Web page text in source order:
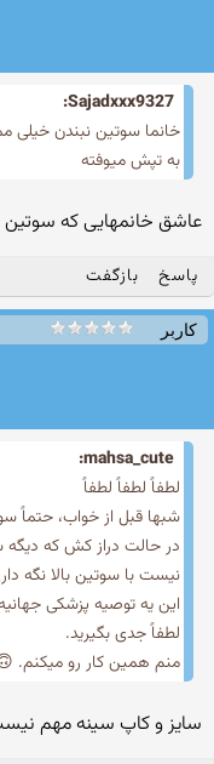
Sajadxxx9327:
خانما سوتین نبندن خیلی
به تپش میوفته
عاشق خانمهایی که
پاسخ بازگفت
کاربر
mahsa_cute:
لطفاً لطفاً لطفاً
شبها قبل از خواب، حتماً
در حالت دراز کش که دیگه
نیست با سوتین بالا نگه‌
این یه توصیه پزشکی
لطفاً جدی بگیرید.
منم همین کار رو میکنم.
سایز و کاپ سینه مهم